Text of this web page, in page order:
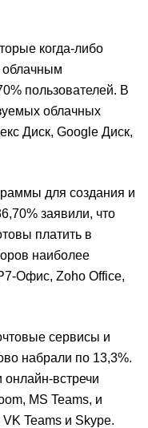
когда-либо
облачным
пользователей. В
облачных
Диск, Google Диск,
для создания и
заявили, что
платить в
наиболее
Офис, Zoho Office,
сервисы и
набрали по 13,3%.
встречи
MS Teams, и
Teams и Skype.